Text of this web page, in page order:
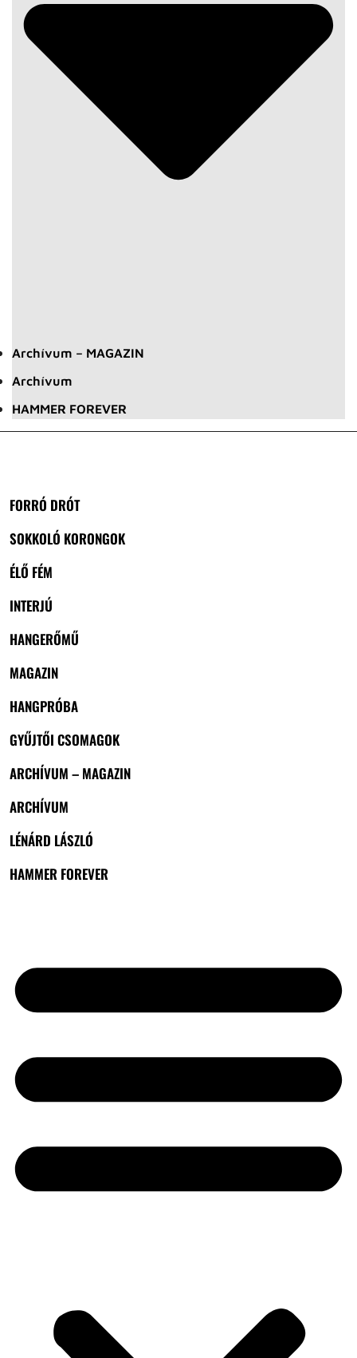
Archívum – MAGAZIN
Archívum
HAMMER FOREVER
FORRÓ DRÓT
SOKKOLÓ KORONGOK
ÉLŐ FÉM
INTERJÚ
HANGERŐMŰ
MAGAZIN
HANGPRÓBA
GYŰJTŐI CSOMAGOK
ARCHÍVUM – MAGAZIN
ARCHÍVUM
LÉNÁRD LÁSZLÓ
HAMMER FOREVER